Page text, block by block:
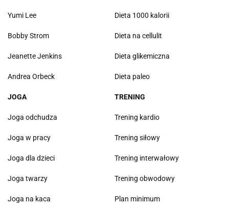
Yumi Lee
Bobby Strom
Jeanette Jenkins
Andrea Orbeck
Dieta 1000 kalorii
Dieta na cellulit
Dieta glikemiczna
Dieta paleo
JOGA
Joga odchudza
Joga w pracy
Joga dla dzieci
Joga twarzy
Joga na kaca
TRENING
Trening kardio
Trening siłowy
Trening interwałowy
Trening obwodowy
Plan minimum